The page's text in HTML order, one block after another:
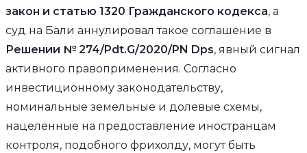
закон и статью 1320 Гражданского кодекса, а
суд на Бали аннулировал такое соглашение в
Решении № 274/Pdt.G/2020/PN Dps, явный сигнал
активного правоприменения. Согласно
инвестиционному законодательству,
номинальные земельные и долевые схемы,
нацеленные на предоставление иностранцам
контроля, подобного фрихолду, могут быть